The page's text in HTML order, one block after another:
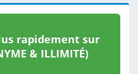
rapidement sur
& ILLIMITÉ)